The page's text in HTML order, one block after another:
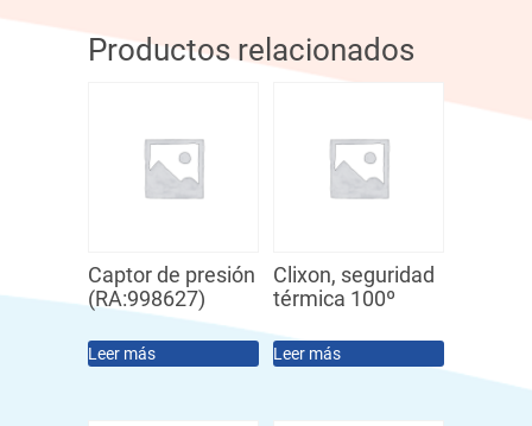
Productos relacionados
Captor de presión
(RA:998627)
Leer más
Clixon, seguridad
térmica 100º
Leer más